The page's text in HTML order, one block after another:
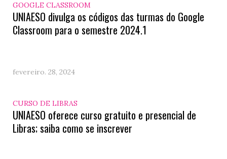
GOOGLE CLASSROOM
UNIAESO divulga os códigos das turmas do Google
Classroom para o semestre 2024.1
fevereiro. 28, 2024
CURSO DE LIBRAS
UNIAESO oferece curso gratuito e presencial de
Libras; saiba como se inscrever